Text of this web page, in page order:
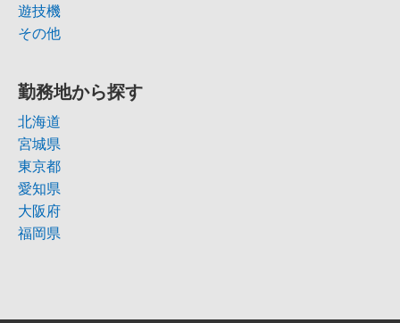
遊技機
その他
勤務地から探す
北海道
宮城県
東京都
愛知県
大阪府
福岡県